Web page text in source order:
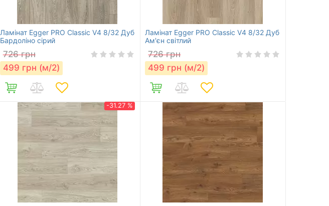
Ламінат Egger PRO Classic V4 8/32 Дуб
Бардоліно сірий
726 грн
499 грн (м/2)
Ламінат Egger PRO Classic V4 8/32 Дуб
Ам'єн світлий
726 грн
499 грн (м/2)
-31.27 %